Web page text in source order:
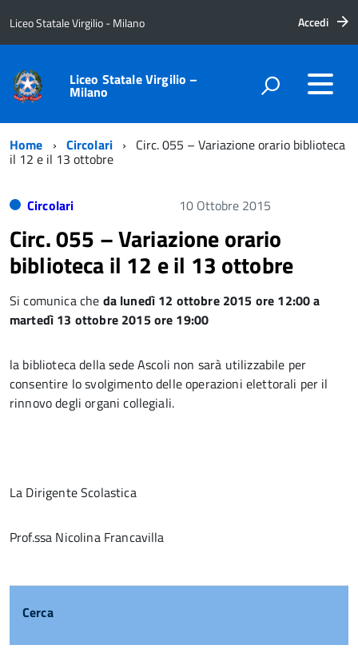
Liceo Statale Virgilio - Milano Accedi
Liceo Statale Virgilio –
Milano
Home Circolari Circ. 055 – Variazione orario biblioteca
il 12 e il 13 ottobre
Circolari 10 Ottobre 2015
Circ. 055 – Variazione orario
biblioteca il 12 e il 13 ottobre
Si comunica che da lunedì 12 ottobre 2015 ore 12:00 a
martedì 13 ottobre 2015 ore 19:00
la biblioteca della sede Ascoli non sarà utilizzabile per
consentire lo svolgimento delle operazioni elettorali per il
rinnovo degli organi collegiali.
La Dirigente Scolastica
Prof.ssa Nicolina Francavilla
Cerca